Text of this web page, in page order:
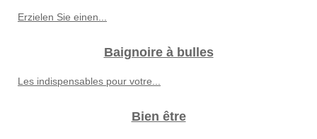
Erzielen Sie einen...
Baignoire à bulles
Les indispensables pour votre...
Bien être